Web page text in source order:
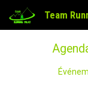
Team